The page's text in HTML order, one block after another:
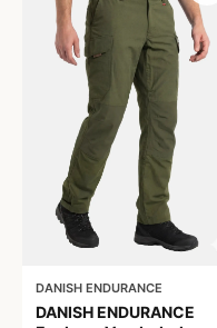
DANISH ENDURANCE
DANISH ENDURANCE